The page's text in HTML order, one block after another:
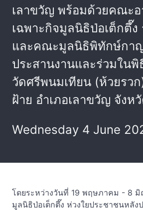
เลาขวัญ พร้อมด้วยคณะ
เฉพาะกิจมูลนิธิป่อเต็กตึ๊ง
และคณะมูลนิธิพิทักษ์กา
ประสานงานและร่วมใน
วัดศรีพนมเทียน (ห้วยรว
ฝ้าย อำเภอเลาขวัญ จังห
Wednesday 4 June
โดยระหว่างวันที่ 19 พฤษภาคม - 8
มูลนิธิป่อเต็กตึ๊ง ห่วงใยประชาชนหลัง